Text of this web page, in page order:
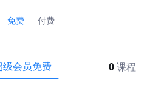
免费 付费
级会员免费 0 课程